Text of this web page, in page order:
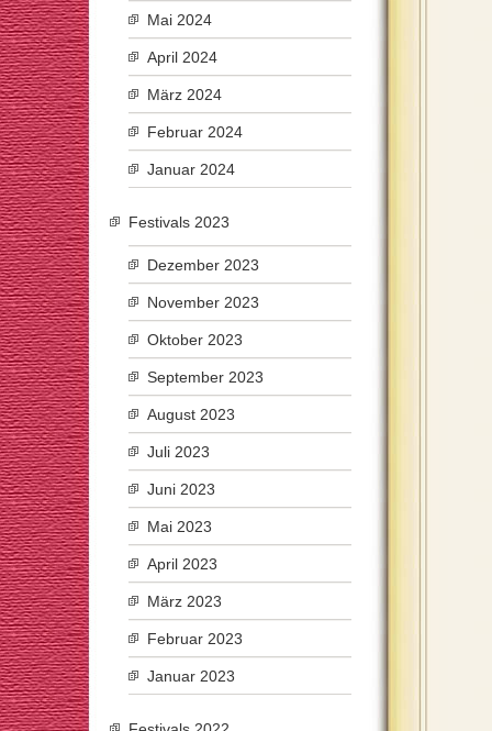
Mai 2024
April 2024
März 2024
Februar 2024
Januar 2024
Festivals 2023
Dezember 2023
November 2023
Oktober 2023
September 2023
August 2023
Juli 2023
Juni 2023
Mai 2023
April 2023
März 2023
Februar 2023
Januar 2023